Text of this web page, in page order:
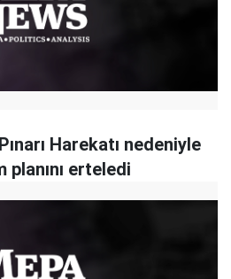
Harekatı nedeniyle
planını erteledi